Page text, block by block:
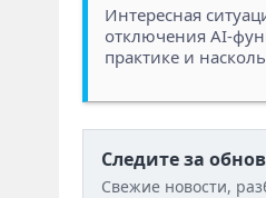
Интересная
отключения AI-
практике и
Следите за
Свежие новости,